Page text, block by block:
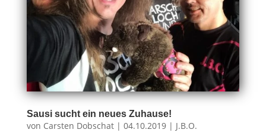
Sausi sucht ein neues Zuhause!
von Carsten Dobschat| 04.10.2019| J.B.O.